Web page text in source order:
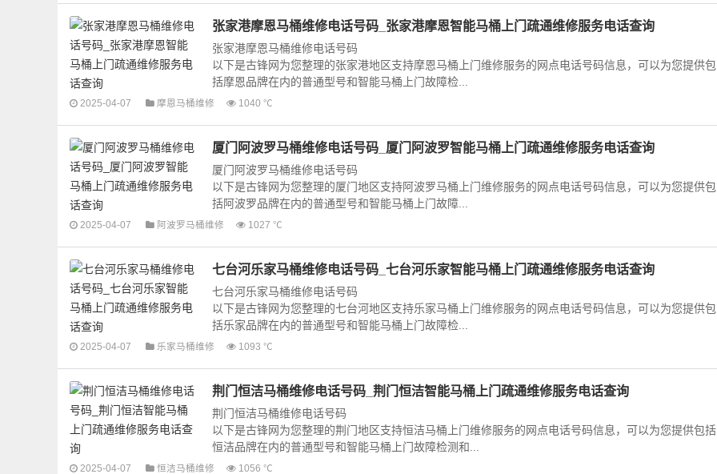
张家港摩恩马桶维修电话号码_张家港摩恩智能马桶上门疏通维修服务电话查询
张家港摩恩马桶维修电话号码
以下是古锋网为您整理的张家港地区支持摩恩马桶上门维修服务的网点电话号码信息，可以为您提供包
括摩恩品牌在内的普通型号和智能马桶上门故障检...
2025-04-07 摩恩马桶维修 1040 ℃
厦门阿波罗马桶维修电话号码_厦门阿波罗智能马桶上门疏通维修服务电话查询
厦门阿波罗马桶维修电话号码
以下是古锋网为您整理的厦门地区支持阿波罗马桶上门维修服务的网点电话号码信息，可以为您提供包
括阿波罗品牌在内的普通型号和智能马桶上门故障...
2025-04-07 阿波罗马桶维修 1027 ℃
七台河乐家马桶维修电话号码_七台河乐家智能马桶上门疏通维修服务电话查询
七台河乐家马桶维修电话号码
以下是古锋网为您整理的七台河地区支持乐家马桶上门维修服务的网点电话号码信息，可以为您提供包
括乐家品牌在内的普通型号和智能马桶上门故障检...
2025-04-07 乐家马桶维修 1093 ℃
荆门恒洁马桶维修电话号码_荆门恒洁智能马桶上门疏通维修服务电话查询
荆门恒洁马桶维修电话号码
以下是古锋网为您整理的荆门地区支持恒洁马桶上门维修服务的网点电话号码信息，可以为您提供包括
恒洁品牌在内的普通型号和智能马桶上门故障检测和...
2025-04-07 恒洁马桶维修 1056 ℃